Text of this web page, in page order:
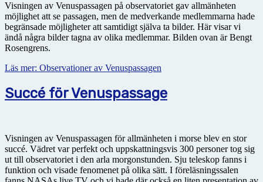
Visningen av Venuspassagen på observatoriet gav allmänheten
möjlighet att se passagen, men de medverkande medlemmarna hade
begränsade möjligheter att samtidigt själva ta bilder. Här visar vi
ändå några bilder tagna av olika medlemmar. Bilden ovan är Bengt
Rosengrens.
Läs mer: Observationer av Venuspassagen
Succé för Venuspassage
Visningen av Venuspassagen för allmänheten i morse blev en stor
succé. Vädret var perfekt och uppskattningsvis 300 personer tog sig
ut till observatoriet i den arla morgonstunden. Sju teleskop fanns i
funktion och visade fenomenet på olika sätt. I föreläsningssalen